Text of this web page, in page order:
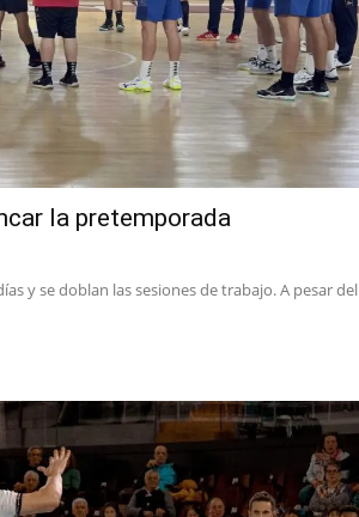
la pretemporada
y se doblan las sesiones de trabajo. A pesar del